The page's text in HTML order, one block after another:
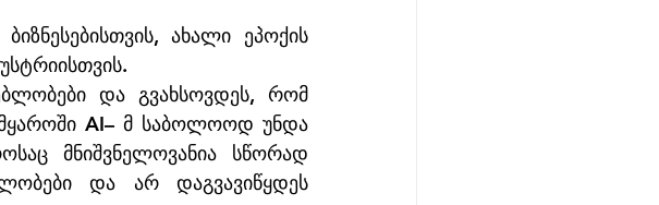
ახალი ეპოქის
და გვახსოვდეს, რომ
AI– მ საბოლოოდ უნდა
მნიშვნელოვანია სწორად
და არ დაგვავიწყდეს